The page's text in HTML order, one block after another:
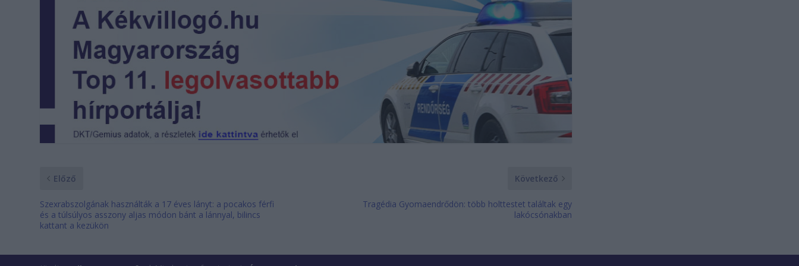
Előző
Szexrabszolgának használták a 17 éves lányt: a pocakos férfi
és a túlsúlyos asszony aljas módon bánt a lánnyal, bilincs
kattant a kezükön
Következő
Tragédia Gyomaendrődön: több holttestet találtak egy
lakócsónakban